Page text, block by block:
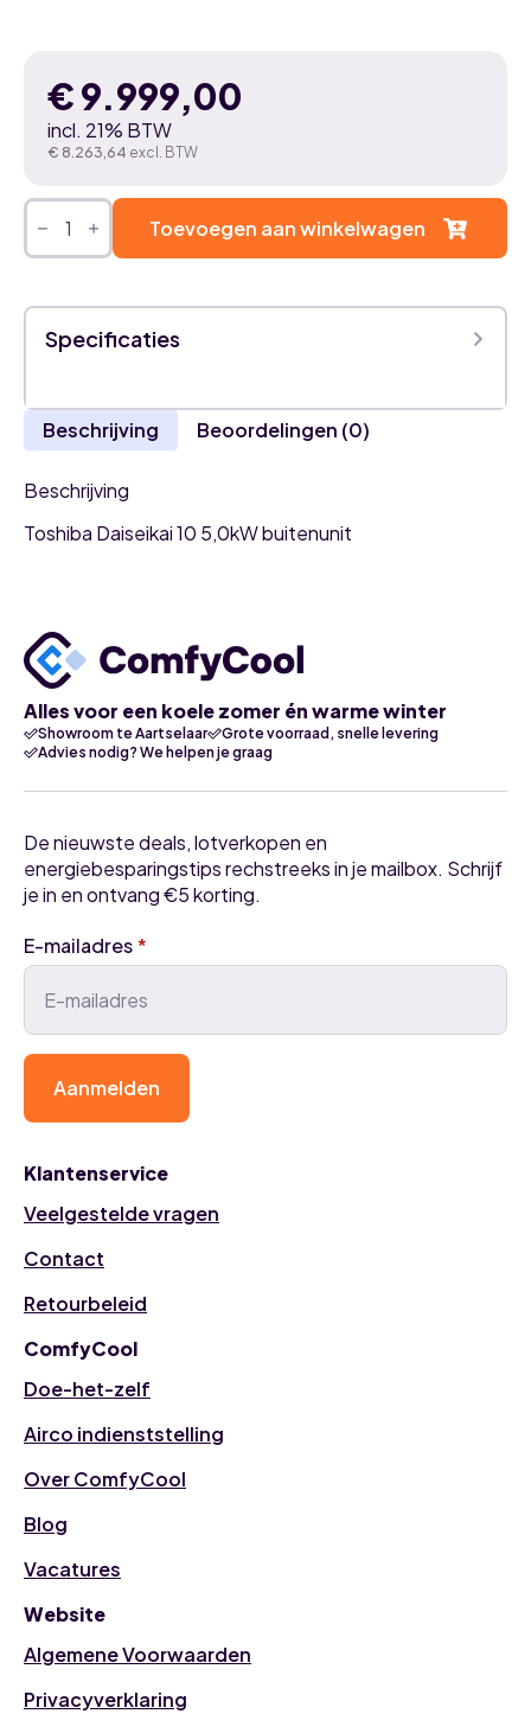
€9.999,00
incl. 21% BTW
€ 8.263,64 excl. BTW
Toshiba
Daiseikai
5,0kW
buitenunit
aantal
Toevoegen aan winkelwagen
Specificaties
Beschrijving Beoordelingen (0)
Beschrijving
Toshiba Daiseikai 10 5,0kW buitenunit
Alles voor een koele zomer én warme winter
Showroom te Aartselaar
Grote voorraad, snelle levering
Advies nodig? We helpen je graag
Klantenservice
Veelgestelde vragen
Contact
Retourbeleid
ComfyCool
Doe-het-zelf
Airco indienststelling
Over ComfyCool
Blog
Vacatures
Website
Algemene Voorwaarden
Privacyverklaring
De nieuwste deals, lotverkopen en
energiebesparingstips rechstreeks in je mailbox. Schrijf
je in en ontvang €5 korting.
E-mailadres*
Aanmelden